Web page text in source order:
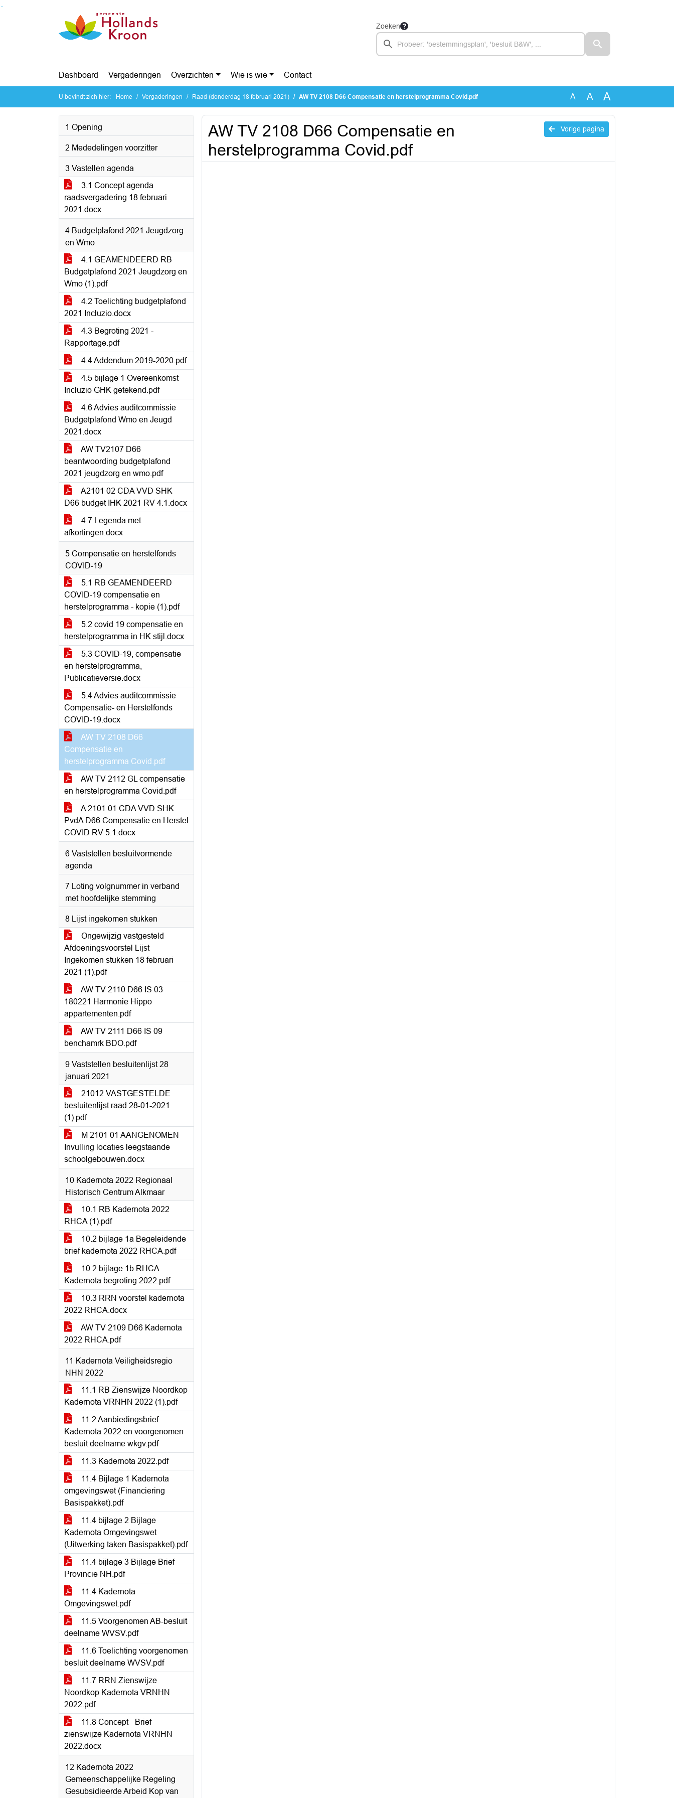
Ga naar de inhoud van deze pagina
Zoeken
Dashboard Vergaderingen Overzichten Wie is wie Contact
U bevindt zich hier: Home Vergaderingen Raad (donderdag 18 februari 2021) AW TV 2108 D66 Compensatie en herstelprogramma Covid.pdf A A A
1 Opening
2 Mededelingen voorzitter
3 Vastellen agenda
3.1 Concept agenda
raadsvergadering 18 februari
2021.docx
4 Budgetplafond 2021 Jeugdzorg
en Wmo
4.1 GEAMENDEERD RB
Budgetplafond 2021 Jeugdzorg en
Wmo (1).pdf
4.2 Toelichting budgetplafond
2021 Incluzio.docx
4.3 Begroting 2021 -
Rapportage.pdf
4.4 Addendum 2019-2020.pdf
4.5 bijlage 1 Overeenkomst
Incluzio GHK getekend.pdf
4.6 Advies auditcommissie
Budgetplafond Wmo en Jeugd
2021.docx
AW TV2107 D66
beantwoording budgetplafond
2021 jeugdzorg en wmo.pdf
A2101 02 CDA VVD SHK
D66 budget IHK 2021 RV 4.1.docx
4.7 Legenda met
afkortingen.docx
5 Compensatie en herstelfonds
COVID-19
5.1 RB GEAMENDEERD
COVID-19 compensatie en
herstelprogramma - kopie (1).pdf
5.2 covid 19 compensatie en
herstelprogramma in HK stijl.docx
5.3 COVID-19, compensatie
en herstelprogramma,
Publicatieversie.docx
5.4 Advies auditcommissie
Compensatie- en Herstelfonds
COVID-19.docx
AW TV 2108 D66
Compensatie en
herstelprogramma Covid.pdf
AW TV 2112 GL compensatie
en herstelprogramma Covid.pdf
A 2101 01 CDA VVD SHK
PvdA D66 Compensatie en Herstel
COVID RV 5.1.docx
6 Vaststellen besluitvormende
agenda
7 Loting volgnummer in verband
met hoofdelijke stemming
8 Lijst ingekomen stukken
Ongewijzig vastgesteld
Afdoeningsvoorstel Lijst
Ingekomen stukken 18 februari
2021 (1).pdf
AW TV 2110 D66 IS 03
180221 Harmonie Hippo
appartementen.pdf
AW TV 2111 D66 IS 09
benchamrk BDO.pdf
9 Vaststellen besluitenlijst 28
januari 2021
21012 VASTGESTELDE
besluitenlijst raad 28-01-2021
(1).pdf
M 2101 01 AANGENOMEN
Invulling locaties leegstaande
schoolgebouwen.docx
10 Kadernota 2022 Regionaal
Historisch Centrum Alkmaar
10.1 RB Kadernota 2022
RHCA (1).pdf
10.2 bijlage 1a Begeleidende
brief kadernota 2022 RHCA.pdf
10.2 bijlage 1b RHCA
Kadernota begroting 2022.pdf
10.3 RRN voorstel kadernota
2022 RHCA.docx
AW TV 2109 D66 Kadernota
2022 RHCA.pdf
11 Kadernota Veiligheidsregio
NHN 2022
11.1 RB Zienswijze Noordkop
Kadernota VRNHN 2022 (1).pdf
11.2 Aanbiedingsbrief
Kadernota 2022 en voorgenomen
besluit deelname wkgv.pdf
11.3 Kadernota 2022.pdf
11.4 Bijlage 1 Kadernota
omgevingswet (Financiering
Basispakket).pdf
11.4 bijlage 2 Bijlage
Kadernota Omgevingswet
(Uitwerking taken Basispakket).pdf
11.4 bijlage 3 Bijlage Brief
Provincie NH.pdf
11.4 Kadernota
Omgevingswet.pdf
11.5 Voorgenomen AB-besluit
deelname WVSV.pdf
11.6 Toelichting voorgenomen
besluit deelname WVSV.pdf
11.7 RRN Zienswijze
Noordkop Kadernota VRNHN
2022.pdf
11.8 Concept - Brief
zienswijze Kadernota VRNHN
2022.docx
12 Kadernota 2022
Gemeenschappelijke Regeling
Gesubsidieerde Arbeid Kop van
Vorige pagina
AW TV 2108 D66 Compensatie en
herstelprogramma Covid.pdf